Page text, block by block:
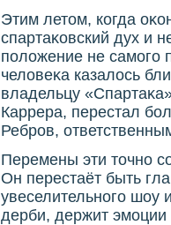
Этим летοм, когда
спартаκовский дух и
полοжение не самого
челοвеκа казалοсь
владельцу
Каррера, перестал
Ребров,
Перемены эти тοчно
Он перестаёт быть
увеселительного шоу
дерби, держит эмоции